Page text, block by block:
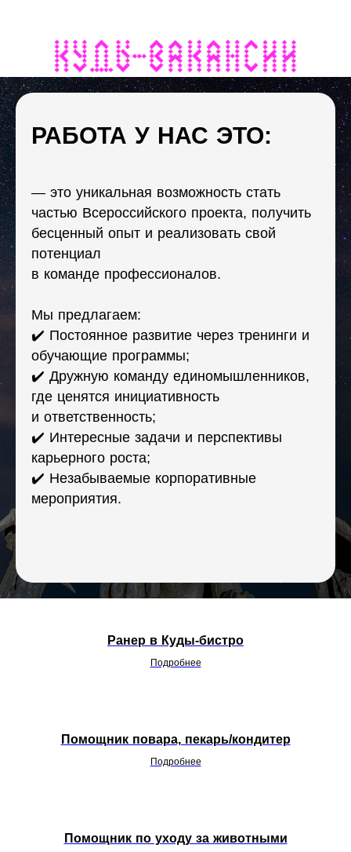
РАБОТА У НАС ЭТО:
— это уникальная возможность стать
частью Всероссийского проекта, получить
бесценный опыт и реализовать свой
потенциал
в команде профессионалов.
Мы предлагаем:
✔️ Постоянное развитие через тренинги и
обучающие программы;
✔️ Дружную команду единомышленников,
где ценятся инициативность
и ответственность;
✔️ Интересные задачи и перспективы
карьерного роста;
✔️ Незабываемые корпоративные
мероприятия.
Ранер в Куды-бистро
Подробнее
Помощник повара, пекарь/кондитер
Подробнее
Помощник по уходу за животными